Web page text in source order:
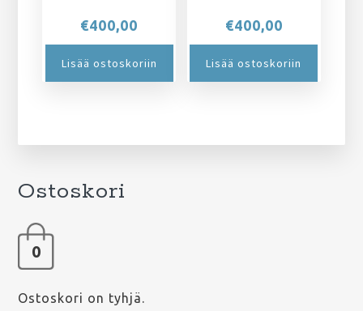
€400,00
Lisää ostoskoriin
€400,00
Lisää ostoskoriin
Ostoskori
0
Ostoskori on tyhjä.